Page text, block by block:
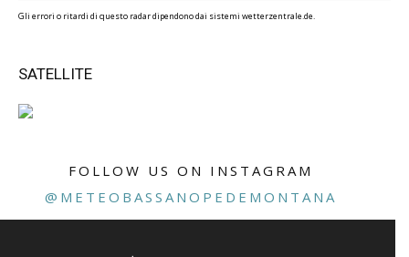
Gli errori o ritardi di questo radar dipendono dai sistemi wetterzentrale.de.
SATELLITE
FOLLOW US ON INSTAGRAM
@METEOBASSANOPEDEMONTANA